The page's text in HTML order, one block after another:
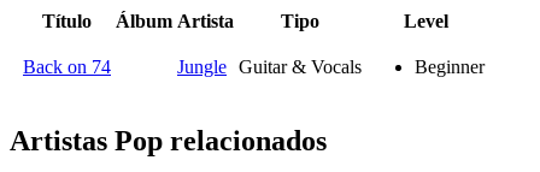
Título Álbum Artista Tipo Level
Back on 74 Jungle Guitar & Vocals Beginner
Artistas Pop relacionados